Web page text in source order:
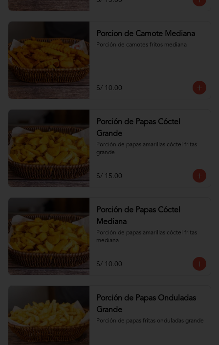
Porcion de Camote Mediana
Porción de camotes fritos mediana
S/ 10.00
Porción de Papas Cóctel
Grande
Porción de papas amarillas cóctel fritas
grande
S/ 15.00
Porción de Papas Cóctel
Mediana
Porción de papas amarillas cóctel fritas
mediana
S/ 10.00
Porción de Papas Onduladas
Grande
Porción de papas fritas onduladas grande